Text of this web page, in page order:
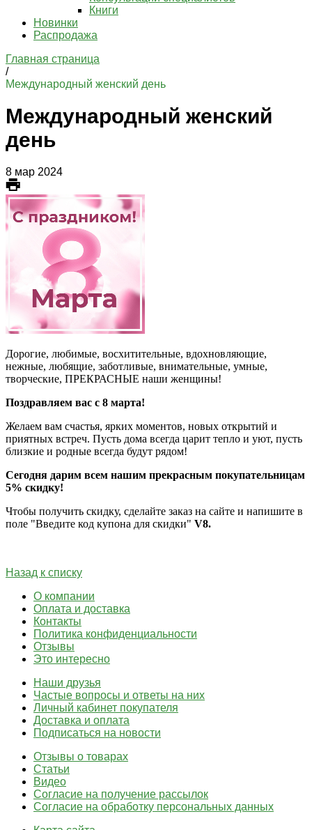
Книги
Новинки
Распродажа
Главная страница
/
Международный женский день
Международный женский
день
8 мар 2024
Дорогие, любимые, восхитительные, вдохновляющие,
нежные, любящие, заботливые, внимательные, умные,
творческие, ПРЕКРАСНЫЕ наши женщины!
Поздравляем вас с 8️ марта!
Желаем вам счастья, ярких моментов, новых открытий и
приятных встреч. Пусть дома всегда царит тепло и уют, пусть
близкие и родные всегда будут рядом!
Сегодня дарим всем нашим прекрасным покупательницам
5% скидку!
Чтобы получить скидку, сделайте заказ на сайте и напишите в
поле "Введите код купона для скидки" V8.
Назад к списку
О компании
Оплата и доставка
Контакты
Политика конфиденциальности
Отзывы
Это интересно
Наши друзья
Частые вопросы и ответы на них
Личный кабинет покупателя
Доставка и оплата
Подписаться на новости
Отзывы о товарах
Статьи
Видео
Согласие на получение рассылок
Согласие на обработку персональных данных